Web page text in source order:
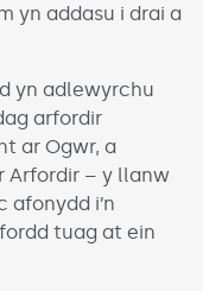
yn addasu i drai a
yn adlewyrchu
arfordir
ar Ogwr, a
Arfordir – y llanw
i’n
tuag at ein